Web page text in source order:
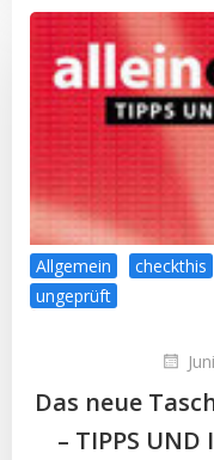
Allgemein checkthis
ungeprüft
Das neue
– TIPPS